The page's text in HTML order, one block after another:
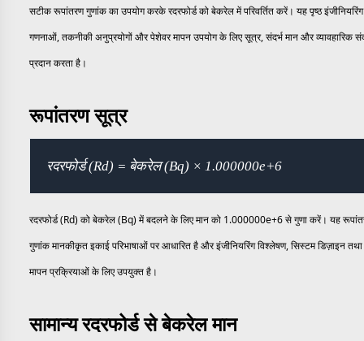
सटीक रूपांतरण गुणांक का उपयोग करके रदरफोर्ड को बेकरेल में परिवर्तित करें। यह पृष्ठ इंजीनियरिंग
गणनाओं, तकनीकी अनुप्रयोगों और पेशेवर मापन उपयोग के लिए सूत्र, संदर्भ मान और व्यावहारिक
प्रदान करता है।
रूपांतरण सूत्र
रदरफोर्ड (Rd) = बेकरेल (Bq) × 1.000000e+6
रदरफोर्ड (Rd) को बेकरेल (Bq) में बदलने के लिए मान को 1.000000e+6 से गुणा करें। यह
गुणांक मानकीकृत इकाई परिभाषाओं पर आधारित है और इंजीनियरिंग विश्लेषण, सिस्टम डिज़ाइन
मापन प्रक्रियाओं के लिए उपयुक्त है।
सामान्य रदरफोर्ड से बेकरेल मान